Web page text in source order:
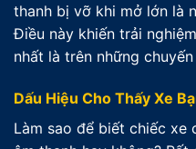
thanh bị vỡ khi mở lớn là
Điều này khiến trải
nhất là trên những
Dấu Hiệu Cho Thấy Xe
Làm sao để biết chiếc xe